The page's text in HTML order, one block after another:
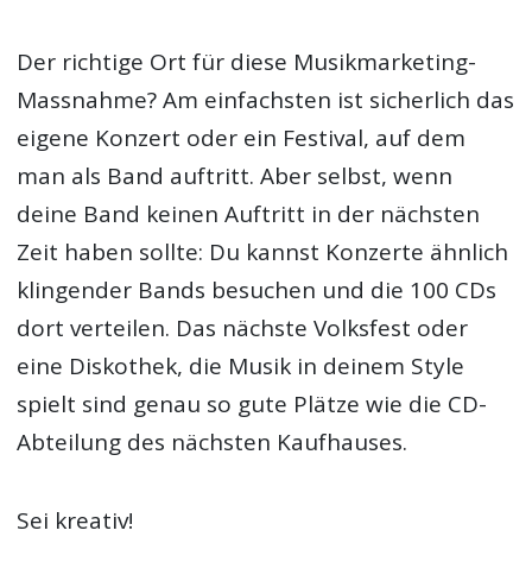
Der richtige Ort für diese Musikmarketing-
Massnahme? Am einfachsten ist sicherlich das
eigene Konzert oder ein Festival, auf dem
man als Band auftritt. Aber selbst, wenn
deine Band keinen Auftritt in der nächsten
Zeit haben sollte: Du kannst Konzerte ähnlich
klingender Bands besuchen und die 100 CDs
dort verteilen. Das nächste Volksfest oder
eine Diskothek, die Musik in deinem Style
spielt sind genau so gute Plätze wie die CD-
Abteilung des nächsten Kaufhauses.
Sei kreativ!